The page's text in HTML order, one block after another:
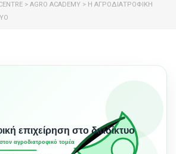
> AGRO ACADEMY > Η ΑΓΡΟΔΙΑΤΡΟΦΙΚΉ
επιχείρηση στο διαδίκτυο
στον αγροδιατροφικό τομέα